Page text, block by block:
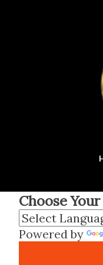
Choose Your
Powered by